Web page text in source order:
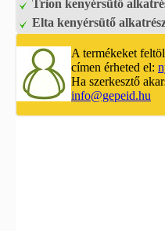
Trion kenyérsütő
Elta kenyérsütő
A termékeket
címen érheted el:
Ha szerkesztő
info@gepeid.hu